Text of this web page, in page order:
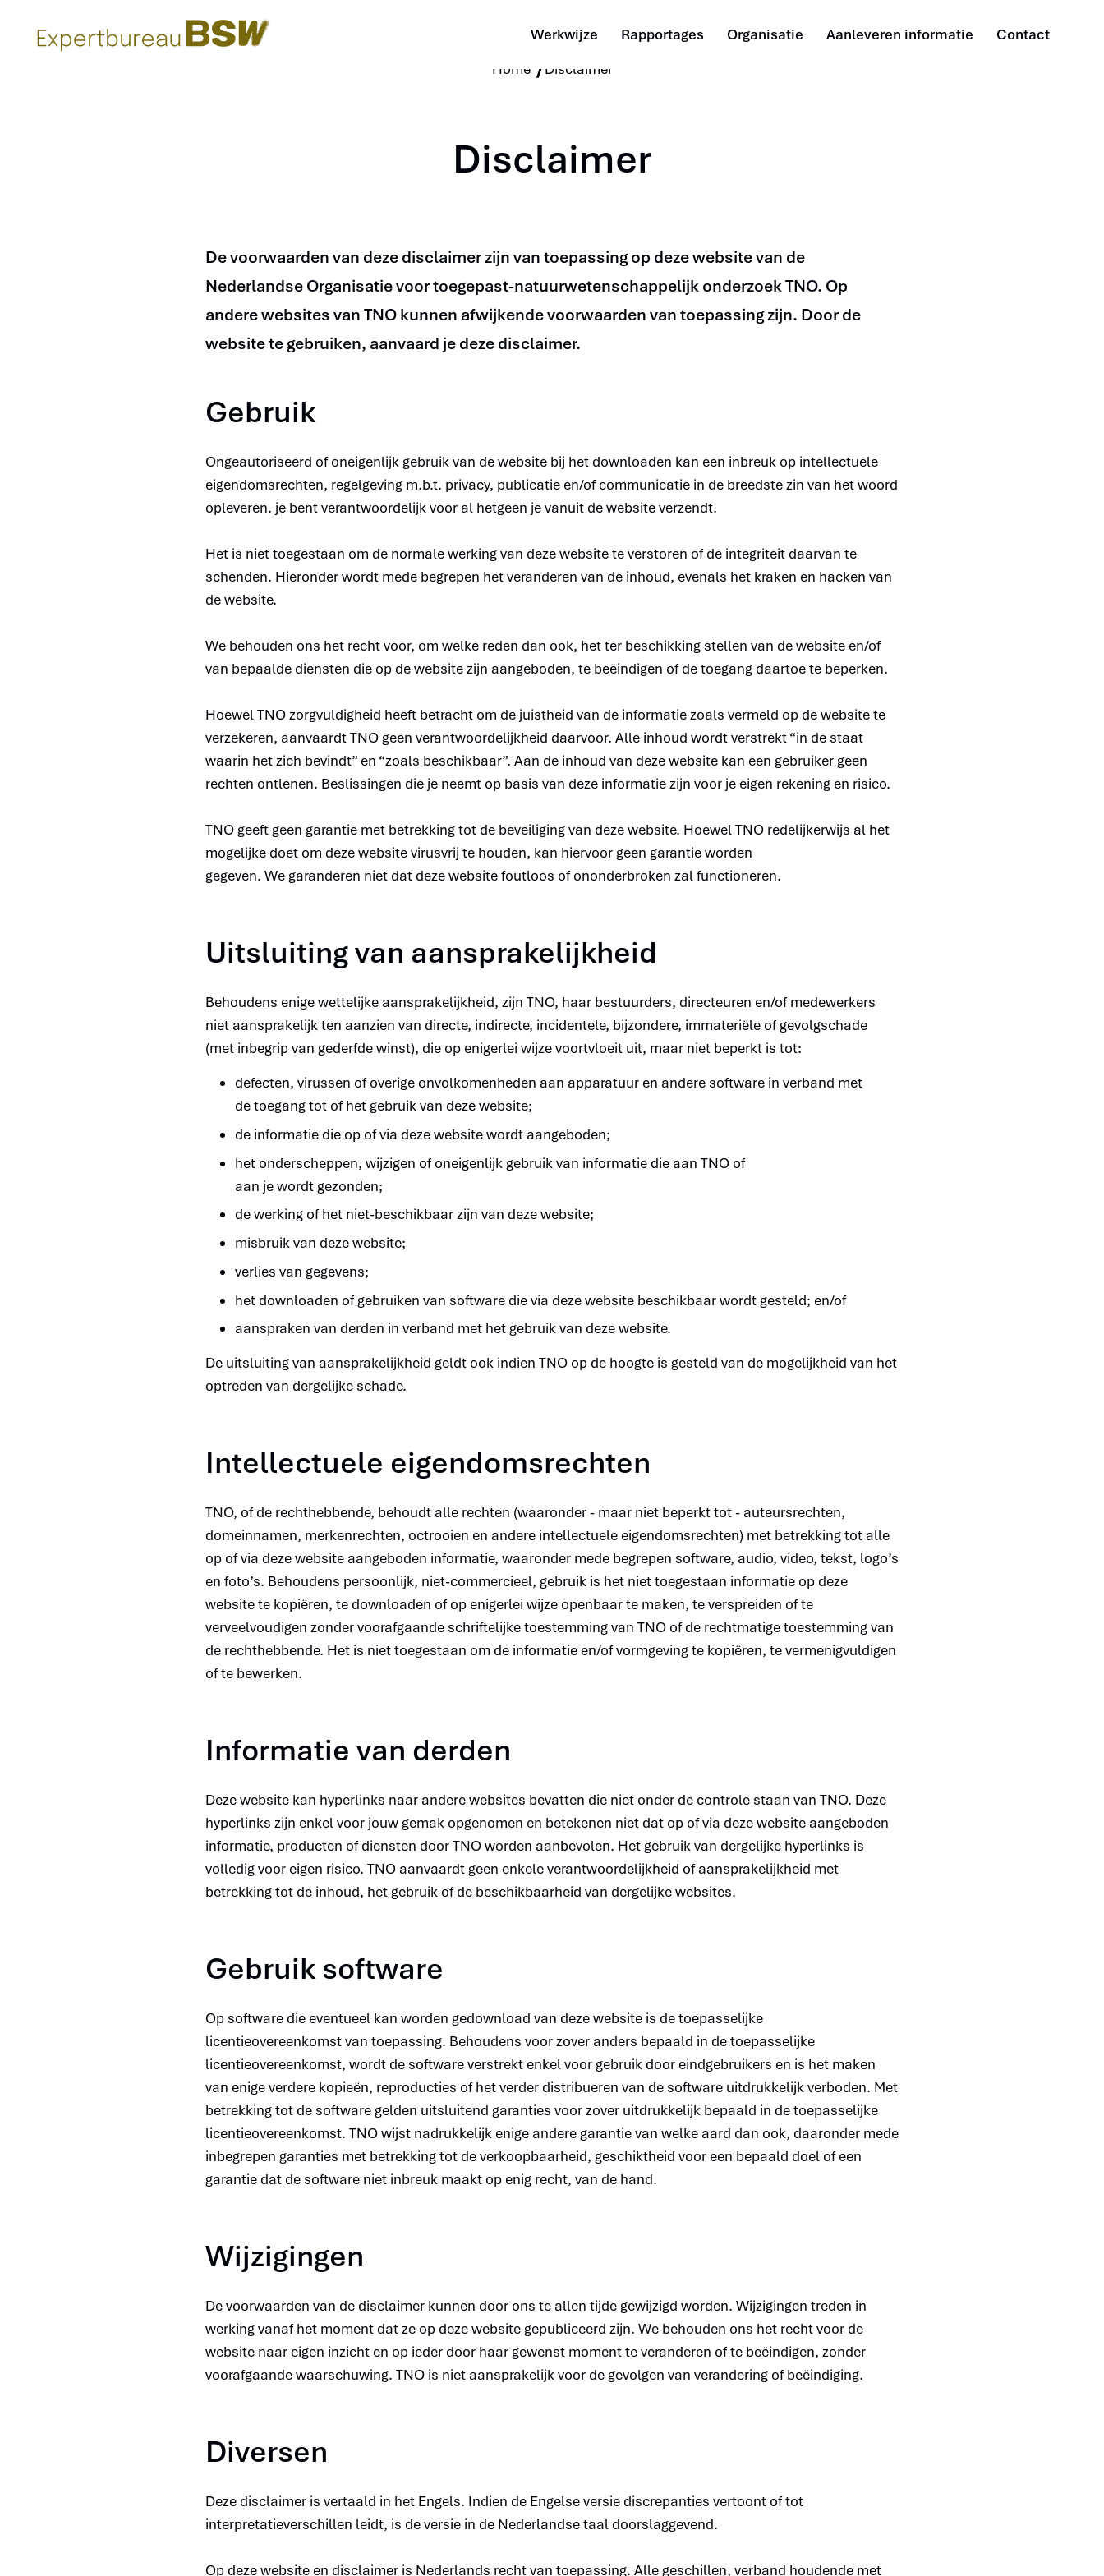
naar
de
Werkwijze
Rapportages Organisatie Aanleveren informatie
Contact
Home
Disclaimer
Disclaimer
De voorwaarden van deze disclaimer zijn van toepassing op deze website van de
Nederlandse Organisatie voor toegepast-natuurwetenschappelijk onderzoek TNO. Op
andere websites van TNO kunnen afwijkende voorwaarden van toepassing zijn. Door de
website te gebruiken, aanvaard je deze disclaimer.
Gebruik
Ongeautoriseerd of oneigenlijk gebruik van de website bij het downloaden kan een inbreuk op intellectuele
eigendomsrechten, regelgeving m.b.t. privacy, publicatie en/of communicatie in de breedste zin van het woord
opleveren. je bent verantwoordelijk voor al hetgeen je vanuit de website verzendt.
Het is niet toegestaan om de normale werking van deze website te verstoren of de integriteit daarvan te
schenden. Hieronder wordt mede begrepen het veranderen van de inhoud, evenals het kraken en hacken van
de website.
We behouden ons het recht voor, om welke reden dan ook, het ter beschikking stellen van de website en/of
van bepaalde diensten die op de website zijn aangeboden, te beëindigen of de toegang daartoe te beperken.
Hoewel TNO zorgvuldigheid heeft betracht om de juistheid van de informatie zoals vermeld op de website te
verzekeren, aanvaardt TNO geen verantwoordelijkheid daarvoor. Alle inhoud wordt verstrekt “in de staat
waarin het zich bevindt” en “zoals beschikbaar”. Aan de inhoud van deze website kan een gebruiker geen
rechten ontlenen. Beslissingen die je neemt op basis van deze informatie zijn voor je eigen rekening en risico.
TNO geeft geen garantie met betrekking tot de beveiliging van deze website. Hoewel TNO redelijkerwijs al het
mogelijke doet om deze website virusvrij te houden, kan hiervoor geen garantie worden
gegeven. We garanderen niet dat deze website foutloos of ononderbroken zal functioneren.
Uitsluiting van aansprakelijkheid
Behoudens enige wettelijke aansprakelijkheid, zijn TNO, haar bestuurders, directeuren en/of medewerkers
niet aansprakelijk ten aanzien van directe, indirecte, incidentele, bijzondere, immateriële of gevolgschade
(met inbegrip van gederfde winst), die op enigerlei wijze voortvloeit uit, maar niet beperkt is tot:
defecten, virussen of overige onvolkomenheden aan apparatuur en andere software in verband met
de toegang tot of het gebruik van deze website;
de informatie die op of via deze website wordt aangeboden;
het onderscheppen, wijzigen of oneigenlijk gebruik van informatie die aan TNO of
aan je wordt gezonden;
de werking of het niet-beschikbaar zijn van deze website;
misbruik van deze website;
verlies van gegevens;
het downloaden of gebruiken van software die via deze website beschikbaar wordt gesteld; en/of
aanspraken van derden in verband met het gebruik van deze website.
De uitsluiting van aansprakelijkheid geldt ook indien TNO op de hoogte is gesteld van de mogelijkheid van het
optreden van dergelijke schade.
Intellectuele eigendomsrechten
TNO, of de rechthebbende, behoudt alle rechten (waaronder - maar niet beperkt tot - auteursrechten,
domeinnamen, merkenrechten, octrooien en andere intellectuele eigendomsrechten) met betrekking tot alle
op of via deze website aangeboden informatie, waaronder mede begrepen software, audio, video, tekst, logo’s
en foto’s. Behoudens persoonlijk, niet-commercieel, gebruik is het niet toegestaan informatie op deze
website te kopiëren, te downloaden of op enigerlei wijze openbaar te maken, te verspreiden of te
verveelvoudigen zonder voorafgaande schriftelijke toestemming van TNO of de rechtmatige toestemming van
de rechthebbende. Het is niet toegestaan om de informatie en/of vormgeving te kopiëren, te vermenigvuldigen
of te bewerken.
Informatie van derden
Deze website kan hyperlinks naar andere websites bevatten die niet onder de controle staan van TNO. Deze
hyperlinks zijn enkel voor jouw gemak opgenomen en betekenen niet dat op of via deze website aangeboden
informatie, producten of diensten door TNO worden aanbevolen. Het gebruik van dergelijke hyperlinks is
volledig voor eigen risico. TNO aanvaardt geen enkele verantwoordelijkheid of aansprakelijkheid met
betrekking tot de inhoud, het gebruik of de beschikbaarheid van dergelijke websites.
Gebruik software
Op software die eventueel kan worden gedownload van deze website is de toepasselijke
licentieovereenkomst van toepassing. Behoudens voor zover anders bepaald in de toepasselijke
licentieovereenkomst, wordt de software verstrekt enkel voor gebruik door eindgebruikers en is het maken
van enige verdere kopieën, reproducties of het verder distribueren van de software uitdrukkelijk verboden. Met
betrekking tot de software gelden uitsluitend garanties voor zover uitdrukkelijk bepaald in de toepasselijke
licentieovereenkomst. TNO wijst nadrukkelijk enige andere garantie van welke aard dan ook, daaronder mede
inbegrepen garanties met betrekking tot de verkoopbaarheid, geschiktheid voor een bepaald doel of een
garantie dat de software niet inbreuk maakt op enig recht, van de hand.
Wijzigingen
De voorwaarden van de disclaimer kunnen door ons te allen tijde gewijzigd worden. Wijzigingen treden in
werking vanaf het moment dat ze op deze website gepubliceerd zijn. We behouden ons het recht voor de
website naar eigen inzicht en op ieder door haar gewenst moment te veranderen of te beëindigen, zonder
voorafgaande waarschuwing. TNO is niet aansprakelijk voor de gevolgen van verandering of beëindiging.
Diversen
Deze disclaimer is vertaald in het Engels. Indien de Engelse versie discrepanties vertoont of tot
interpretatieverschillen leidt, is de versie in de Nederlandse taal doorslaggevend.
Op deze website en disclaimer is Nederlands recht van toepassing. Alle geschillen, verband houdende met